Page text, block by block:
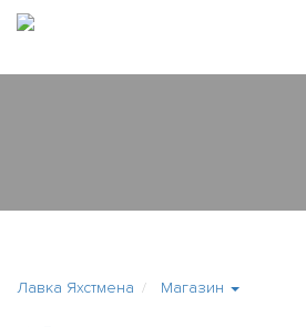
Лавка Яхстмена Магазин